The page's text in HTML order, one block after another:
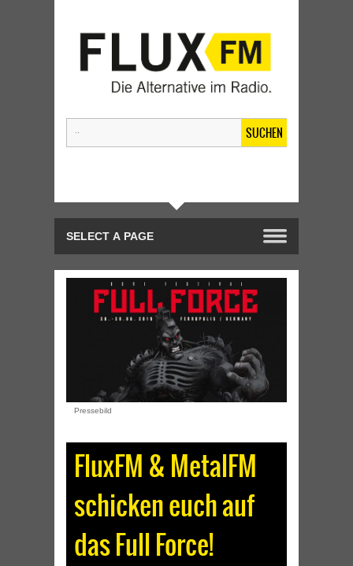
SUCHEN
Pressebild
FluxFM & MetalFM
schicken euch auf
das Full Force!